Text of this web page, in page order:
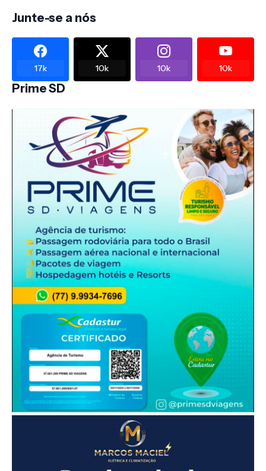
Junte-se a nós
17k 10k 10k 10k
Prime SD